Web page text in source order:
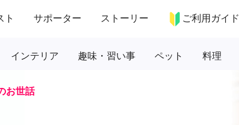
ト サポーター ストーリー ご利用ガイド
インテリア 趣味・習い事 ペット 料理
お世話